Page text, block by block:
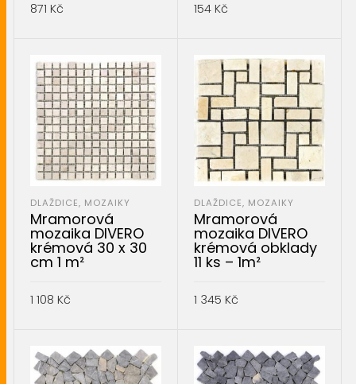
871 Kč 154 Kč
DLAŽDICE, MOZAIKY
Mramorová
mozaika DIVERO
krémová 30 x 30
cm 1 m²
1 108 Kč
DLAŽDICE, MOZAIKY
Mramorová
mozaika DIVERO
krémová obklady
11 ks – 1m²
1 345 Kč